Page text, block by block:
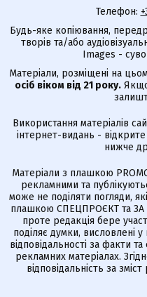
Телефон:
Будь-яке копіювання,
творів та/або
Images -
Матеріали, розміщені на
осіб віком від 21 року.
Використання матеріалів
інтернет-видань -
нижче
Матеріали з плашкою
рекламними та
може не поділяти погляди,
плашкою СПЕЦПРОЄКТ та
проте редакція бере
поділяє думки, висловлені
відповідальності за факти
рекламних матеріалах.
відповідальність за